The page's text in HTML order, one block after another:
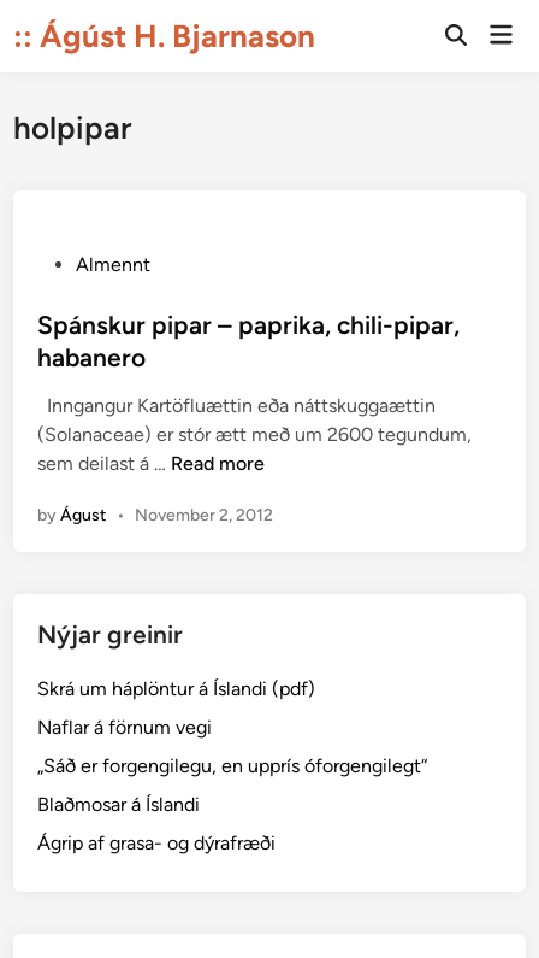
to:: Ágúst H. Bjarnason
Open
holpipar
s
t
i
n
Almennt
Spánskur pipar – paprika, chili-pipar,
habanero
Inngangur Kartöfluættin eða náttskuggaættin
(Solanaceae) er stór ætt með um 2600 tegundum,
sem deilast á … S
á
u
p
a
r
–
Read more
byÁgust • November 2, 2012
Nýjar greinir
Skrá um háplöntur á Íslandi (pdf)
Naflar á förnum vegi
„Sáð er forgengilegu, en upprís óforgengilegt“
Blaðmosar á Íslandi
Ágrip af grasa- og dýrafræði